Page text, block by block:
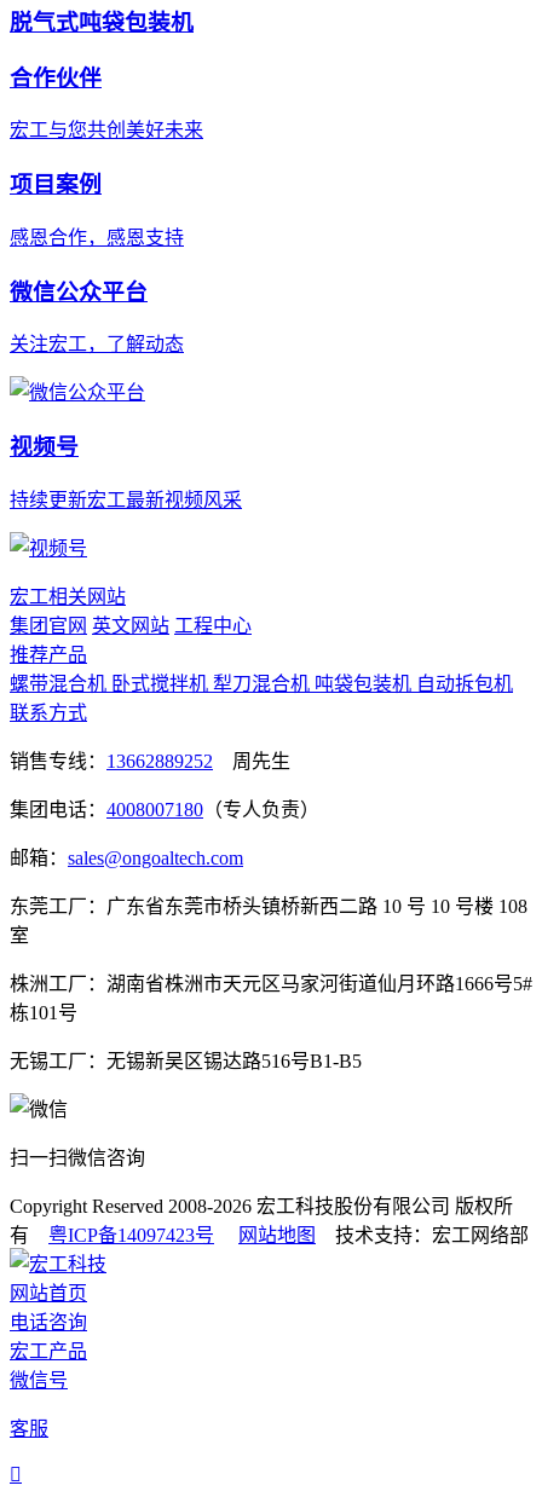
脱气式吨袋包装机
合作伙伴
宏工与您共创美好未来
项目案例
感恩合作，感恩支持
微信公众平台
关注宏工，了解动态
视频号
持续更新宏工最新视频风采
宏工相关网站
集团官网 英文网站 工程中心
推荐产品
螺带混合机 卧式搅拌机 犁刀混合机 吨袋包装机 自动拆包机
联系方式
销售专线： 13662889252 周先生
集团电话： 4008007180 （专人负责）
邮箱： sales@ongoaltech.com
东莞工厂：广东省东莞市桥头镇桥新西二路 10 号 10 号楼 108
室
株洲工厂：湖南省株洲市天元区马家河街道仙月环路1666号5#
栋101号
无锡工厂：无锡新吴区锡达路516号B1-B5
扫一扫微信咨询
Copyright Reserved 2008-2026 宏工科技股份有限公司 版权所
有 粤ICP备14097423号 网站地图 技术支持：宏工网络部
网站首页
电话咨询
宏工产品
微信号
客服
